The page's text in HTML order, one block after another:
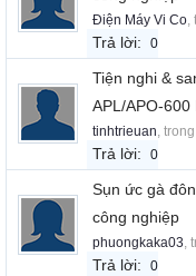
Điện Máy Vi Co,
Trả lời: 0
Tiện nghi &
APL/APO-600
tinhtrieuan,
Trả lời: 0
Sụn ức gà
công nghiệp
phuongkaka03,
Trả lời: 0